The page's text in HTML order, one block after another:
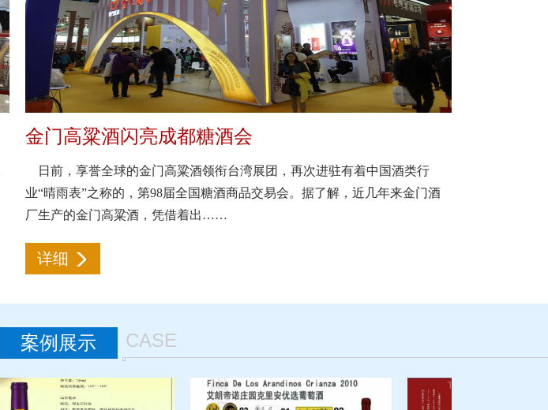
金门高粱酒闪亮成都糖酒会
日前，享誉全球的金门高粱酒领衔台湾展团，再次进驻有着中国酒类行
业“晴雨表”之称的，第98届全国糖酒商品交易会。据了解，近几年来金门酒
厂生产的金门高粱酒，凭借着出……
详细
案例展示 CASE